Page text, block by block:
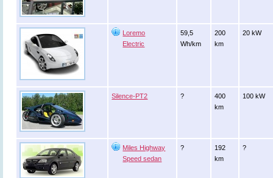
Loremo
Electric
59,5
Wh/km
200
km
20 kW
Silence-PT2 ?
400
km
100 kW
Miles Highway
Speed sedan
?
192
km
?